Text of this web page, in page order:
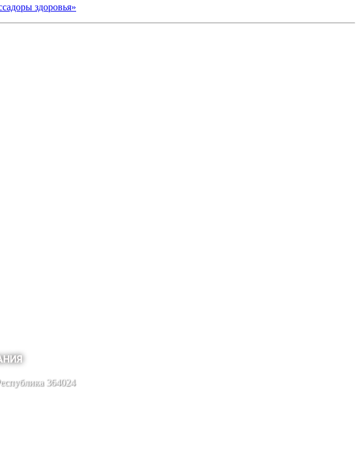
здоровья»
364024